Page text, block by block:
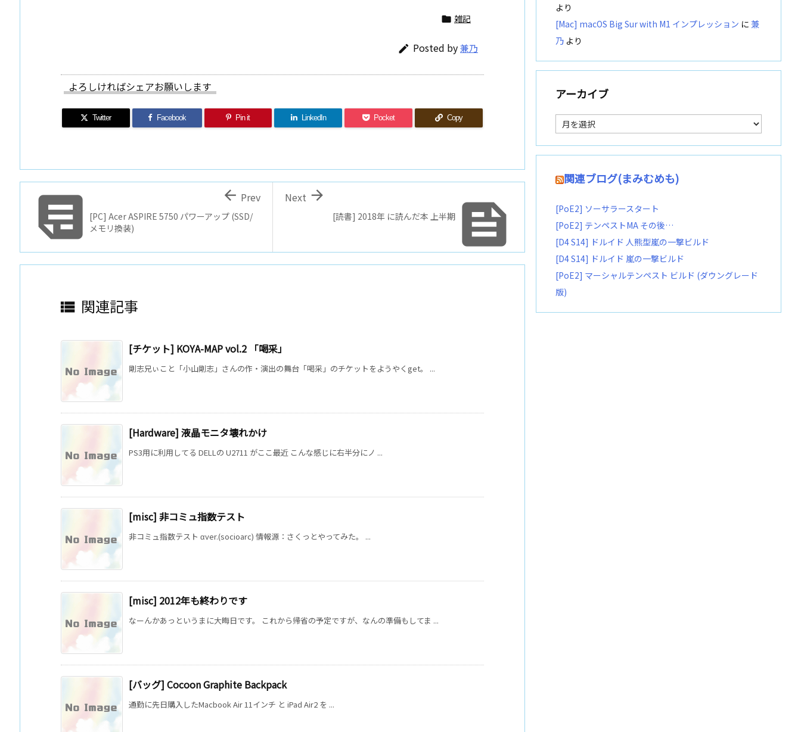
 雑記
 Posted by兼乃
よろしければシェアお願いします
Twitter Facebook Pin it LinkedIn Pocket Copy

[読書] 2018年 に読んだ本 上半期

Next
[PC] Acer ASPIRE 5750 パワーアップ (SSD/
メモリ換装)
 Prev
 関連記事
[チケット] KOYA-MAP vol.2 「喝采」
剛志兄ぃこと「小山剛志」さんの作・演出の舞台「喝采」のチケットをようやくget。 ...
[Hardware] 液晶モニタ壊れかけ
PS3用に利用してる DELLの U2711 がここ最近 こんな感じに右半分にノ ...
[misc] 非コミュ指数テスト
非コミュ指数テスト αver.(socioarc) 情報源：さくっとやってみた。 ...
[misc] 2012年も終わりです
なーんかあっというまに大晦日です。 これから帰省の予定ですが、なんの準備もしてま ...
[バッグ] Cocoon Graphite Backpack
通勤に先日購入したMacbook Air 11インチ と iPad Air2 を ...
より
[Mac] macOS Big Sur with M1 インプレッション に 兼
乃 より
アーカイブ
ア
ー
カ
イ
関連ブログ(まみむめも)
[PoE2] ソーサラースタート
[PoE2] テンペストMA その後…
[D4 S14] ドルイド 人熊型嵐の一撃ビルド
[D4 S14] ドルイド 嵐の一撃ビルド
[PoE2] マーシャルテンペスト ビルド (ダウングレード
版)